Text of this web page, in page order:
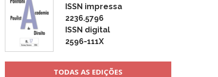
ISSN impressa
2236.5796
ISSN digital
2596-111X
TODAS AS EDIÇÕES